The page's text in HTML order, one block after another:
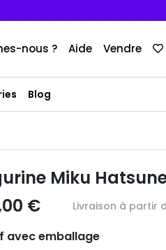
nous ? Aide Vendre
Blog
Miku
€
Livraison à partir
avec emballage